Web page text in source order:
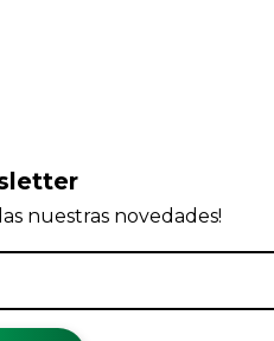
nuestras novedades!